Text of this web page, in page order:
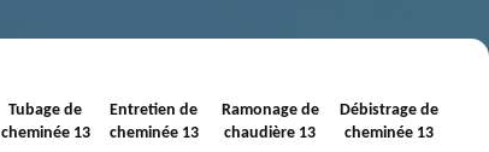
Tubage de
cheminée 13
Entretien de
cheminée 13
Ramonage de
chaudière 13
Débistrage de
cheminée 13